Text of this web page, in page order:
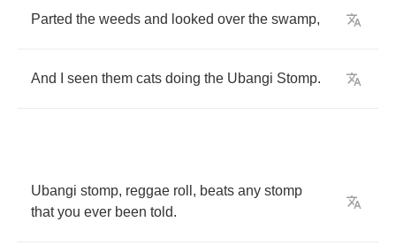
Parted the weeds and looked over the swamp,
And seen them cats doing the Ubangi Stomp.
Ubangi stomp, reggae roll , beats any stomp
that you ever been told.